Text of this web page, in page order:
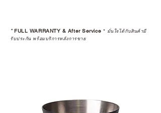
*FULL WARRANTY & After Service * มั่นใจได้กับสินค้ามี
รับประกัน พร้อมบริการหลังการขาย